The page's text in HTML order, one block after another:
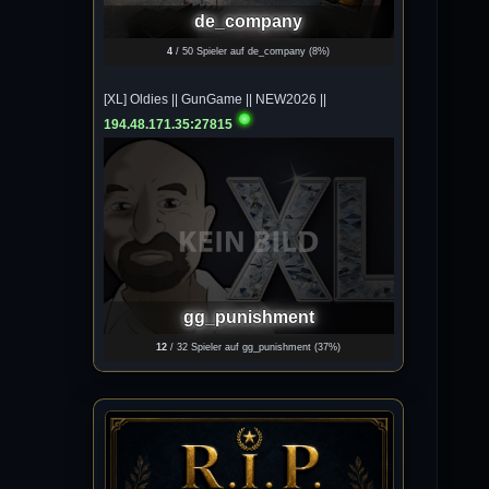
[XL]Oldie-Dellmuth
14.06.2026 / 00:29
Morgen geht es weiter N8t
[XL]Oldie-Dellmuth
13.06.2026 / 12:57
Moin, wir haben gerne deine
Lieblingsfarbe berücksichtig auf
unser HP
schön damit sie dir
gefällt. Ich bin heute noch etwas am
fixen also bitte gerne hier rein alles
KanniX&TreffniX
Ich persönlich finde das neue
Aussehen super, insbesondere da
lila meine Lieblingsfarbe ist
Mein einziger Kritikpunkt ist, dass
die Icons für ungelesene
Forenbeiträge etwas zu klein im
Bezug zu den Kacheln ist
de_company
4 / 50 Spieler auf de_company (8%)
[XL] Oldies || GunGame || NEW2026 ||
194.48.171.35:27815
gg_punishment
12 / 32 Spieler auf gg_punishment (37%)